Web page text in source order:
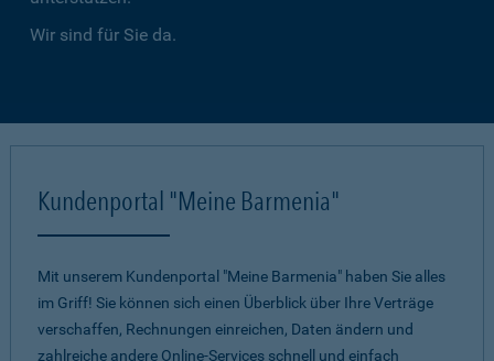
Wir sind für Sie da.
Kundenportal "Meine Barmenia"
Mit unserem Kundenportal "Meine Barmenia" haben Sie alles
im Griff! Sie können sich einen Überblick über Ihre Verträge
verschaffen, Rechnungen einreichen, Daten ändern und
zahlreiche andere Online-Services schnell und einfach